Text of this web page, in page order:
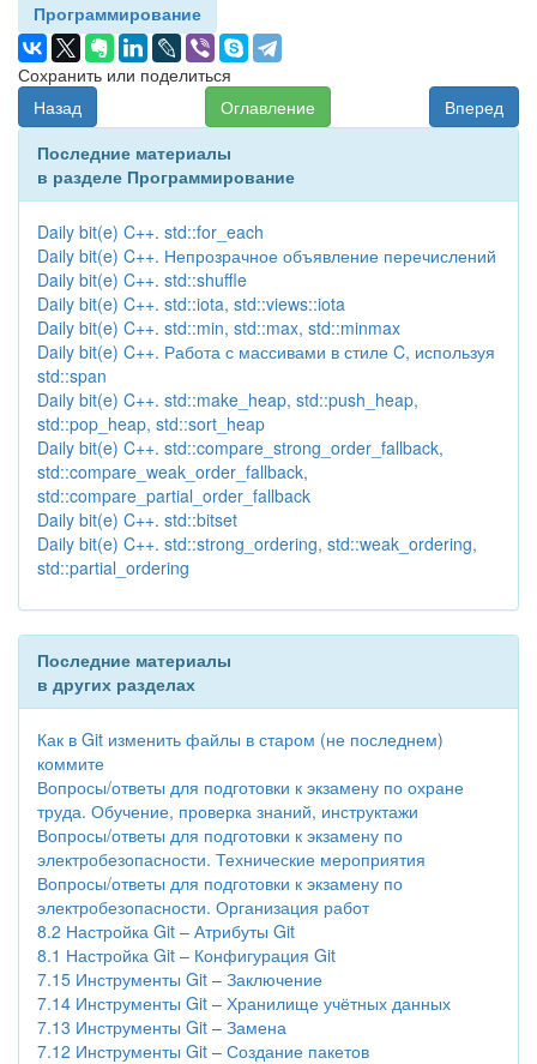
Программирование
Сохранить или поделиться
Назад
Оглавление
Вперед
Последние материалы
в разделе Программирование
Daily bit(e) C++. std::for_each
Daily bit(e) C++. Непрозрачное объявление перечислений
Daily bit(e) C++. std::shuffle
Daily bit(e) C++. std::iota, std::views::iota
Daily bit(e) C++. std::min, std::max, std::minmax
Daily bit(e) C++. Работа с массивами в стиле C, используя
std::span
Daily bit(e) C++. std::make_heap, std::push_heap,
std::pop_heap, std::sort_heap
Daily bit(e) C++. std::compare_strong_order_fallback,
std::compare_weak_order_fallback,
std::compare_partial_order_fallback
Daily bit(e) C++. std::bitset
Daily bit(e) C++. std::strong_ordering, std::weak_ordering,
std::partial_ordering
Последние материалы
в других разделах
Как в Git изменить файлы в старом (не последнем)
коммите
Вопросы/ответы для подготовки к экзамену по охране
труда. Обучение, проверка знаний, инструктажи
Вопросы/ответы для подготовки к экзамену по
электробезопасности. Технические мероприятия
Вопросы/ответы для подготовки к экзамену по
электробезопасности. Организация работ
8.2 Настройка Git – Атрибуты Git
8.1 Настройка Git – Конфигурация Git
7.15 Инструменты Git – Заключение
7.14 Инструменты Git – Хранилище учётных данных
7.13 Инструменты Git – Замена
7.12 Инструменты Git – Создание пакетов